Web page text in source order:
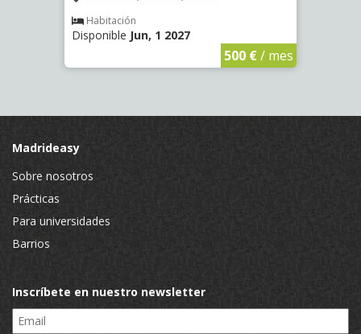
Habitación
Disponible Jun, 1 2027
500 €/ mes
Madrideasy
Sobre nosotros
Prácticas
Para universidades
Barrios
Inscríbete en nuestro newsletter
Email